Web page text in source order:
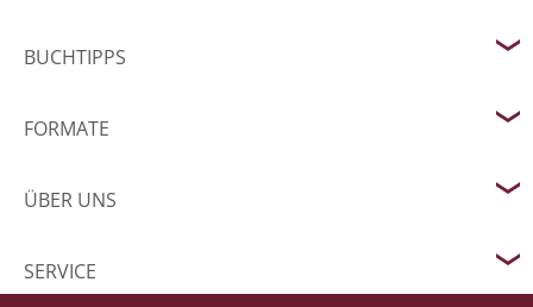
BUCHTIPPS
FORMATE
ÜBER UNS
SERVICE